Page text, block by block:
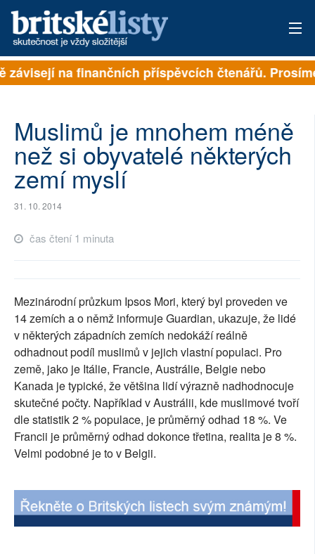
PŘIHLÁSIT
ARCHIV
ROZHOVORY
TÉMATA
NEJČTENĚJŠÍ ZA 7 DNÍ
PŘÍSPĚVKY NA PROVOZ
SOCIÁLNÍ SÍTĚ
RUBRIKY
PLNÁ VERZE STRÁNEK
na finančních příspěvcích čtenářů.
Muslimů je mnohem méně
než si obyvatelé některých
zemí myslí
31. 10. 2014
čas čtení 1 minuta
Mezinárodní průzkum Ipsos Mori, který byl proveden ve
14 zemích a o němž informuje Guardian, ukazuje, že lidé
v některých západních zemích nedokáží reálně
odhadnout podíl muslimů v jejich vlastní populaci. Pro
země, jako je Itálie, Francie, Austrálie, Belgie nebo
Kanada je typické, že většina lidí výrazně nadhodnocuje
skutečné počty. Například v Austrálii, kde muslimové tvoří
dle statistik 2 % populace, je průměrný odhad 18 %. Ve
Francii je průměrný odhad dokonce třetina, realita je 8 %.
Velmi podobné je to v Belgii.